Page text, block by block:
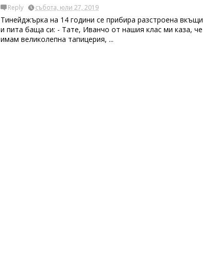
Reply събота, юли 27, 2019
Тинейджърка на 14 години се прибира разстроена вкъщи
и пита баща си: - Тате, Иванчо от нашия клас ми каза, че
имам великолепна тапицерия, ...